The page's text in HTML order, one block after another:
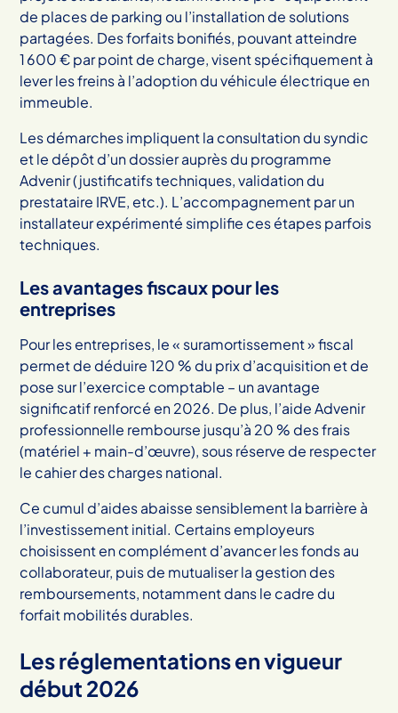
de places de parking ou l’installation de solutions
partagées. Des forfaits bonifiés, pouvant atteindre
1 600 € par point de charge, visent spécifiquement à
lever les freins à l’adoption du véhicule électrique en
immeuble.
Les démarches impliquent la consultation du syndic
et le dépôt d’un dossier auprès du programme
Advenir (justificatifs techniques, validation du
prestataire IRVE, etc.). L’accompagnement par un
installateur expérimenté simplifie ces étapes parfois
techniques.
Les avantages fiscaux pour les
entreprises
Pour les entreprises, le « suramortissement » fiscal
permet de déduire 120 % du prix d’acquisition et de
pose sur l’exercice comptable – un avantage
significatif renforcé en 2026. De plus, l’aide Advenir
professionnelle rembourse jusqu’à 20 % des frais
(matériel + main-d’œuvre), sous réserve de respecter
le cahier des charges national.
Ce cumul d’aides abaisse sensiblement la barrière à
l’investissement initial. Certains employeurs
choisissent en complément d’avancer les fonds au
collaborateur, puis de mutualiser la gestion des
remboursements, notamment dans le cadre du
forfait mobilités durables.
Les réglementations en vigueur
début 2026